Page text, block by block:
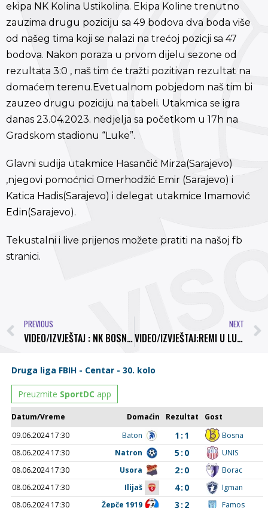
ekipa NK Kolina Ustikolina. Ekipa Koline trenutno
zauzima drugu poziciju sa 49 bodova dva boda više
od našeg tima koji se nalazi na trećoj pozicji sa 47
bodova. Nakon poraza u prvom dijelu sezone od
rezultata 3:0 , naš tim će tražti pozitivan rezultat na
domaćem terenu.Evetualnom pobjedom naš tim bi
zauzeo drugu poziciju na tabeli. Utakmica se igra
danas 23.04.2023. nedjelja sa početkom u 17h na
Gradskom stadionu “Luke”.
Glavni sudija utakmice Hasančić Mirza(Sarajevo)
,njegovi pomoćnici Omerhodžić Emir (Sarajevo) i
Katica Hadis(Sarajevo) i delegat utakmice Imamović
Edin(Sarajevo).
Tekustalni i live prijenos možete pratiti na našoj fb
stranici.
PREVIOUS
VIDEO/IZVJEŠTAJ : NK BOSNA 1 : 0 FK UNIS
NEXT
VIDEO/IZVJEŠTAJ:REMI U LUKAMA-NK BOSNA 3:3 NK KOLINA